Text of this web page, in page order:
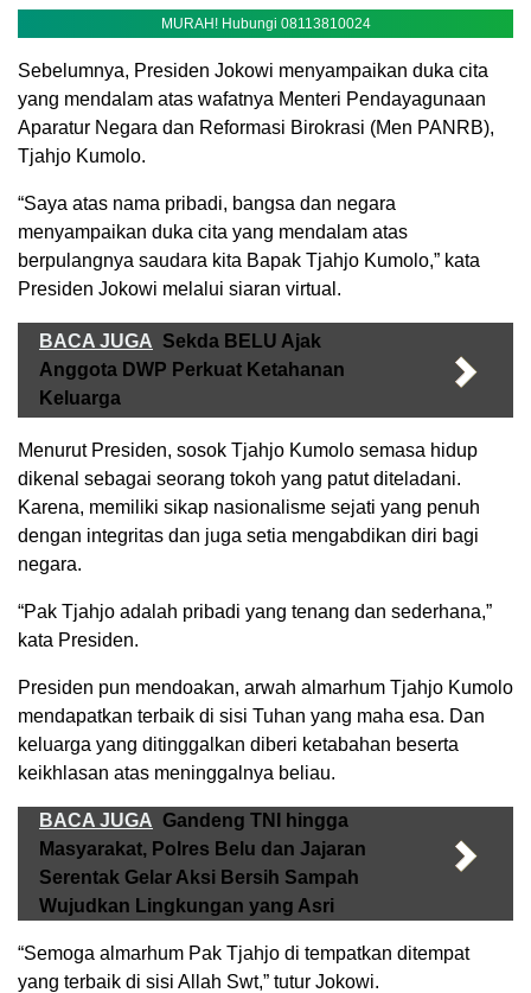
MURAH! Hubungi 08113810024
Sebelumnya, Presiden Jokowi menyampaikan duka cita
yang mendalam atas wafatnya Menteri Pendayagunaan
Aparatur Negara dan Reformasi Birokrasi (Men PANRB),
Tjahjo Kumolo.
“Saya atas nama pribadi, bangsa dan negara
menyampaikan duka cita yang mendalam atas
berpulangnya saudara kita Bapak Tjahjo Kumolo,” kata
Presiden Jokowi melalui siaran virtual.
BACA JUGA Sekda BELU Ajak
Anggota DWP Perkuat Ketahanan
Keluarga
Menurut Presiden, sosok Tjahjo Kumolo semasa hidup
dikenal sebagai seorang tokoh yang patut diteladani.
Karena, memiliki sikap nasionalisme sejati yang penuh
dengan integritas dan juga setia mengabdikan diri bagi
negara.
“Pak Tjahjo adalah pribadi yang tenang dan sederhana,”
kata Presiden.
Presiden pun mendoakan, arwah almarhum Tjahjo Kumolo
mendapatkan terbaik di sisi Tuhan yang maha esa. Dan
keluarga yang ditinggalkan diberi ketabahan beserta
keikhlasan atas meninggalnya beliau.
BACA JUGA Gandeng TNI hingga
Masyarakat, Polres Belu dan Jajaran
Serentak Gelar Aksi Bersih Sampah
Wujudkan Lingkungan yang Asri
“Semoga almarhum Pak Tjahjo di tempatkan ditempat
yang terbaik di sisi Allah Swt,” tutur Jokowi.